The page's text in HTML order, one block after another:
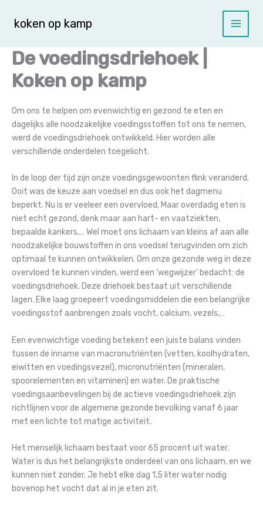
naar
inhoud
koken op kamp
De voedingsdriehoek |
Koken op kamp
Om ons te helpen om evenwichtig en gezond te eten en
dagelijks alle noodzakelijke voedingsstoffen tot ons te nemen,
werd de voedingsdriehoek ontwikkeld. Hier worden alle
verschillende onderdelen toegelicht.
In de loop der tijd zijn onze voedingsgewoonten flink veranderd.
Ooit was de keuze aan voedsel en dus ook het dagmenu
beperkt. Nu is er veeleer een overvloed. Maar overdadig eten is
niet echt gezond, denk maar aan hart- en vaatziekten,
bepaalde kankers,… Wel moet ons lichaam van kleins af aan alle
noodzakelijke bouwstoffen in ons voedsel terugvinden om zich
optimaal te kunnen ontwikkelen. Om onze gezonde weg in deze
overvloed te kunnen vinden, werd een ‘wegwijzer’ bedacht: de
voedingsdriehoek. Deze driehoek bestaat uit verschillende
lagen. Elke laag groepeert voedingsmiddelen die een belangrijke
voedingsstof aanbrengen zoals vocht, calcium, vezels,…
Een evenwichtige voeding betekent een juiste balans vinden
tussen de inname van macronutriënten (vetten, koolhydraten,
eiwitten en voedingsvezel), micronutriënten (mineralen,
spoorelementen en vitaminen) en water. De praktische
voedingsaanbevelingen bij de actieve voedingsdriehoek zijn
richtlijnen voor de algemene gezonde bevolking vanaf 6 jaar
met een lichte tot matige activiteit.
Het menselijk lichaam bestaat voor 65 procent uit water.
Water is dus het belangrijkste onderdeel van ons lichaam, en we
kunnen niet zonder. Je hebt elke dag 1,5 liter water nodig
bovenop het vocht dat al in je eten zit.